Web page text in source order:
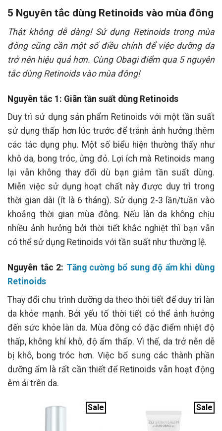
5 Nguyên tắc dùng Retinoids vào mùa đông
Thật không dễ dàng! Sử dụng Retinoids trong mùa
đông cũng cần một số điều chỉnh để việc dưỡng da
trở nên hiệu quả hơn. Cùng Obagi điểm qua 5 nguyên
tắc dùng Retinoids vào mùa đông!
Nguyên tắc 1: Giãn tần suất dùng Retinoids
Duy trì sử dụng sản phẩm Retinoids với một tần suất
sử dụng thấp hơn lúc trước để tránh ảnh hưởng thêm
các tác dụng phụ. Một số biểu hiện thường thấy như
khô da, bong tróc, ửng đỏ. Lợi ích mà Retinoids mang
lại vẫn không thay đổi dù bạn giảm tần suất dùng.
Miễn việc sử dụng hoạt chất này được duy trì trong
thời gian dài (ít là 6 tháng). Sử dụng 2-3 lần/tuần vào
khoảng thời gian mùa đông. Nếu làn da không chịu
nhiều ảnh hưởng bởi thời tiết khắc nghiệt thì bạn vẫn
có thể sử dụng Retinoids với tần suất như thường lệ.
Nguyên tắc 2: Tăng cường bổ sung độ ẩm khi dùng
Retinoids
Thay đổi chu trình dưỡng da theo thời tiết để duy trì làn
da khỏe mạnh. Bởi yếu tố thời tiết có thể ảnh hưởng
đến sức khỏe làn da. Mùa đông có đặc điểm nhiệt độ
thấp, không khí khô, độ ẩm thấp. Vì thế, da trở nên dễ
bị khô, bong tróc hơn. Việc bổ sung các thành phần
dưỡng ẩm là rất cần thiết để Retinoids vẫn hoạt động
êm ái trên da.
Sale Sale